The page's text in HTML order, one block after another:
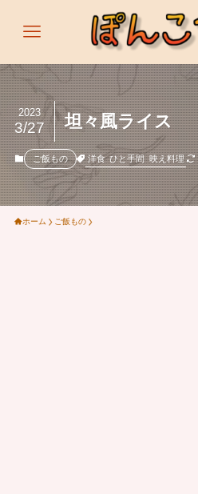
坦々風ライス
2023
3/27
ご飯もの 洋食 ひと手間 映え料理
ホーム ご飯もの